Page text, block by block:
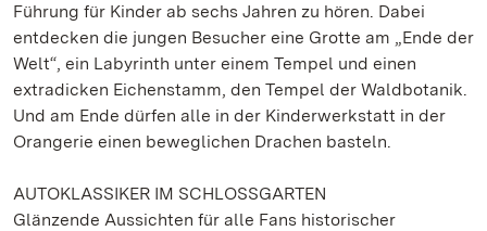
Führung für Kinder ab sechs Jahren zu hören. Dabei
entdecken die jungen Besucher eine Grotte am „Ende der
Welt“, ein Labyrinth unter einem Tempel und einen
extradicken Eichenstamm, den Tempel der Waldbotanik.
Und am Ende dürfen alle in der Kinderwerkstatt in der
Orangerie einen beweglichen Drachen basteln.
AUTOKLASSIKER IM SCHLOSSGARTEN
Glänzende Aussichten für alle Fans historischer